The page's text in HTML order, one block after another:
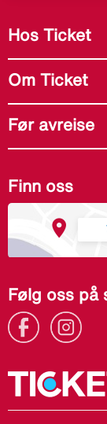
Hos Ticket
Om Ticket
Før avreise
Finn oss
Følg oss på